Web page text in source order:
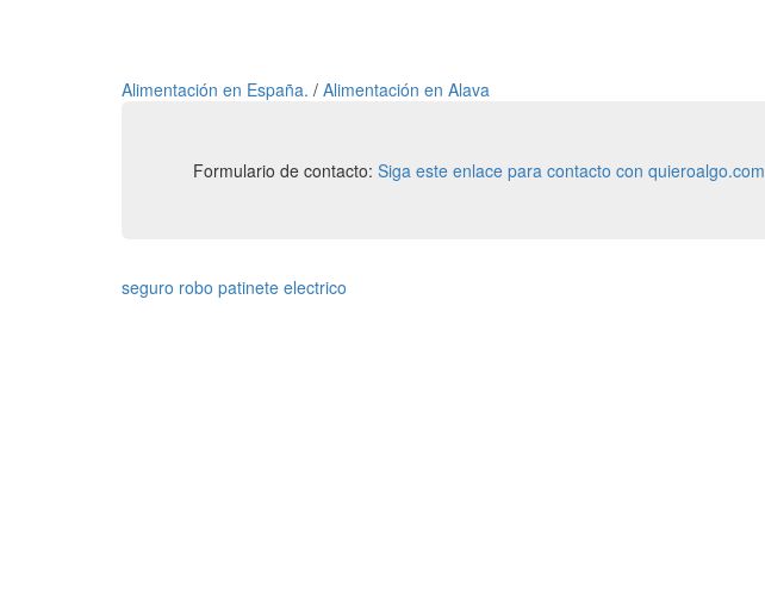
Alimentación en España. / Alimentación en Alava
Formulario de contacto: Siga este enlace para contacto con quieroalgo.com
seguro robo patinete electrico